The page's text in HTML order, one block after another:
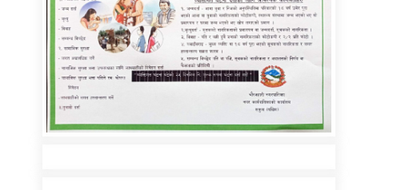
माओवादीले मुख्यमन्त्री
कँडेललाई विश्वासको मत दिने,
परियार मन्त्री बन्दै